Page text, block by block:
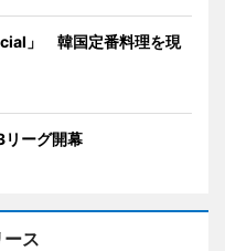
」 韓国定番料理を現
ーグ開幕
ス